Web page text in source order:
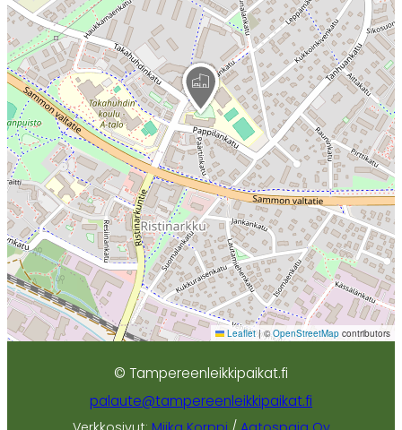
Leaflet |© OpenStreetMap contributors
© Tampereenleikkipaikat.fi
palaute@tampereenleikkipaikat.fi